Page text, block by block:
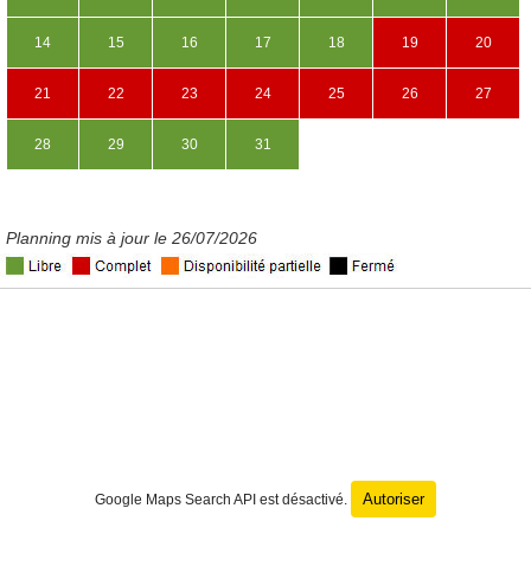
14 15 16 17 18 19 20
21 22 23 24 25 26 27
28 29 30 31
Planning mis à jour le 26/07/2026
Google Maps Search API est désactivé. Autoriser